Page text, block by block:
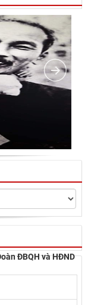
ĐBQH và HĐND